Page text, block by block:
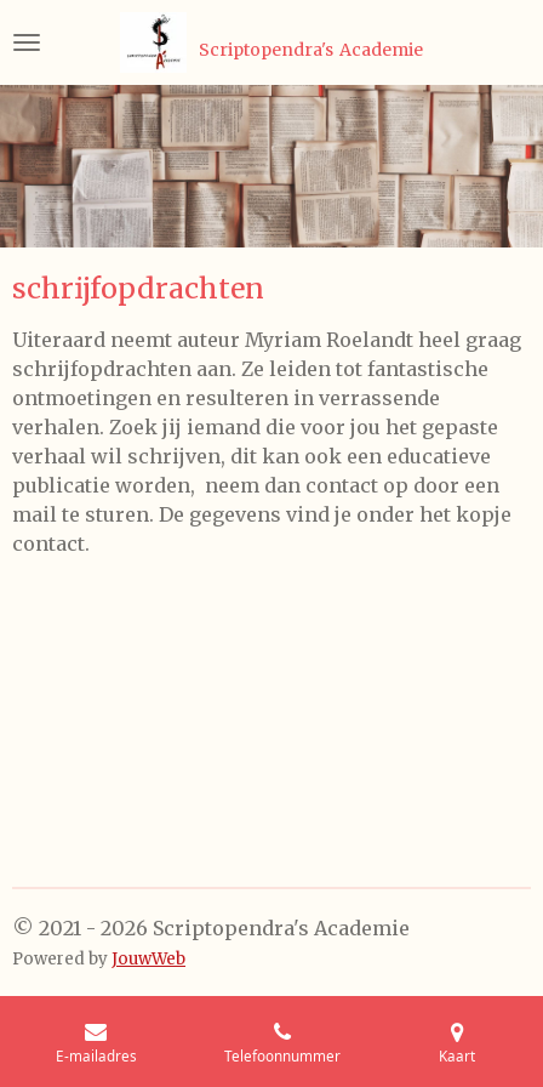
direct
naar
de
hoofdinhoud
Scriptopendra's Academie
schrijfopdrachten
Uiteraard neemt auteur Myriam Roelandt heel graag
schrijfopdrachten aan. Ze leiden tot fantastische
ontmoetingen en resulteren in verrassende
verhalen. Zoek jij iemand die voor jou het gepaste
verhaal wil schrijven, dit kan ook een educatieve
publicatie worden, neem dan contact op door een
mail te sturen. De gegevens vind je onder het kopje
contact.
© 2021 - 2026 Scriptopendra's Academie
Powered byJouwWeb
E-mailadres Telefoonnummer Kaart